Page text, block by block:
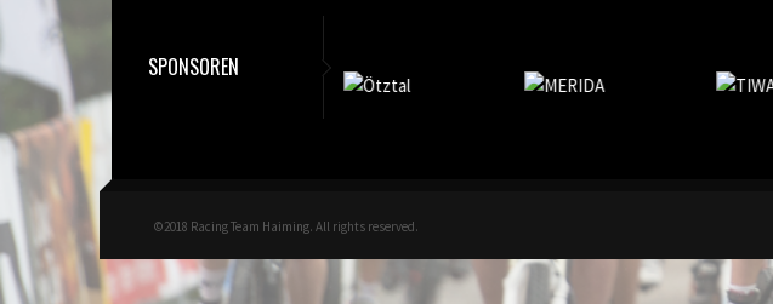
SPONSOREN
©2018 Racing Team Haiming. All rights reserved.